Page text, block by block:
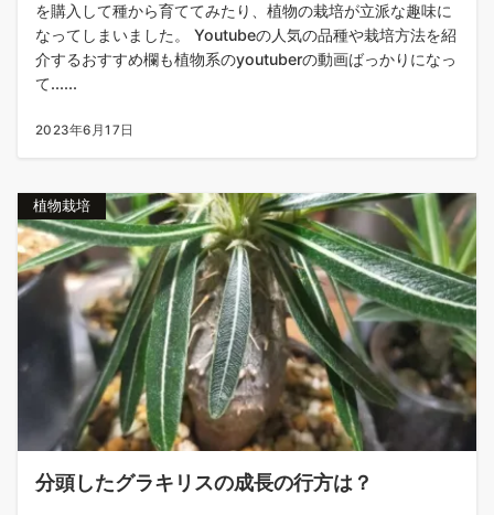
を購入して種から育ててみたり、植物の栽培が立派な趣味に
なってしまいました。 Youtubeの人気の品種や栽培方法を紹
介するおすすめ欄も植物系のyoutuberの動画ばっかりになっ
て......
2023年6月17日
植物栽培
分頭したグラキリスの成長の行方は？